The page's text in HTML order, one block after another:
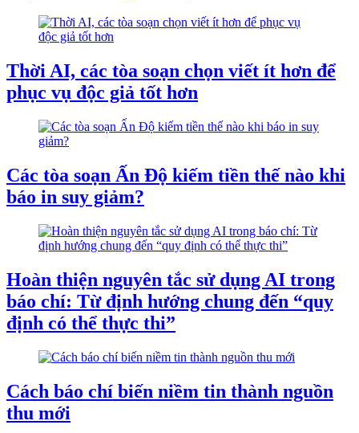
Thời AI, các tòa soạn chọn viết ít hơn để
phục vụ độc giả tốt hơn
Các tòa soạn Ấn Độ kiếm tiền thế nào khi
báo in suy giảm?
Hoàn thiện nguyên tắc sử dụng AI trong
báo chí: Từ định hướng chung đến “quy
định có thể thực thi”
Cách báo chí biến niềm tin thành nguồn
thu mới